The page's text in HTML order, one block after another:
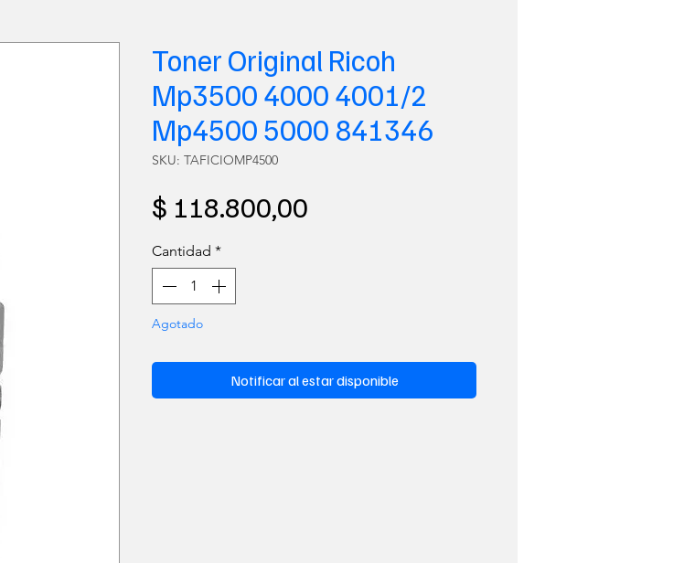
Toner Original Ricoh
Mp3500 4000 4001/2
Mp4500 5000 841346
SKU: TAFICIOMP4500
$ 118.800,00
Cantidad *
Agotado
Notificar al estar disponible